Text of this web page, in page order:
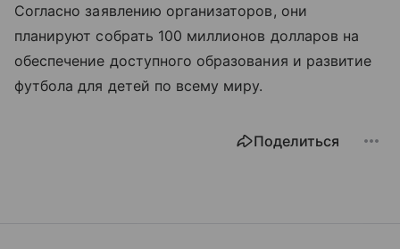
Согласно заявлению организаторов, они
планируют собрать 100 миллионов долларов на
обеспечение доступного образования и развитие
футбола для детей по всему миру.
Поделиться